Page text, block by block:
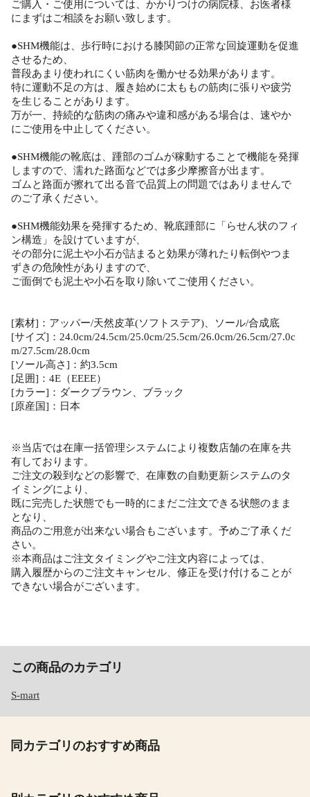
ご購入・ご使用については、かかりつけの病院様、お医者様
にまずはご相談をお願い致します。
●SHM機能は、歩行時における膝関節の正常な回旋運動を促進
させるため、
普段あまり使われにくい筋肉を働かせる効果があります。
特に運動不足の方は、履き始めに太ももの筋肉に張りや疲労
を生じることがあります。
万が一、持続的な筋肉の痛みや違和感がある場合は、速やか
にご使用を中止してください。
●SHM機能の靴底は、踵部のゴムが稼動することで機能を発揮
しますので、濡れた路面などでは多少摩擦音が出ます。
ゴムと路面が擦れて出る音で品質上の問題ではありませんで
のご了承ください。
●SHM機能効果を発揮するため、靴底踵部に「らせん状のフィ
ン構造」を設けていますが、
その部分に泥土や小石が詰まると効果が薄れたり転倒やつま
ずきの危険性がありますので、
ご面倒でも泥土や小石を取り除いてご使用ください。
[素材]：アッパー/天然皮革(ソフトステア)、ソール/合成底
[サイズ]：24.0cm/24.5cm/25.0cm/25.5cm/26.0cm/26.5cm/27.0c
m/27.5cm/28.0cm
[ソール高さ]：約3.5cm
[足囲]：4E（EEEE）
[カラー]：ダークブラウン、ブラック
[原産国]：日本
※当店では在庫一括管理システムにより複数店舗の在庫を共
有しております。
ご注文の殺到などの影響で、在庫数の自動更新システムのタ
イミングにより、
既に完売した状態でも一時的にまだご注文できる状態のまま
となり、
商品のご用意が出来ない場合もございます。予めご了承くだ
さい。
※本商品はご注文タイミングやご注文内容によっては、
購入履歴からのご注文キャンセル、修正を受け付けることが
できない場合がございます。
この商品のカテゴリ
S-mart
同カテゴリのおすすめ商品